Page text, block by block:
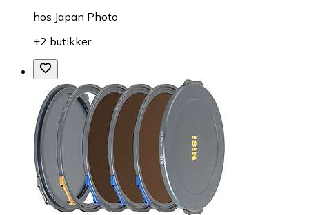
hos Japan Photo
+2 butikker